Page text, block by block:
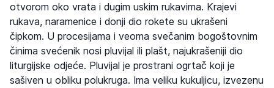
otvorom oko vrata i dugim uskim rukavima. Krajevi
rukava, naramenice i donji dio rokete su ukrašeni
čipkom. U procesijama i veoma svečanim bogoštovnim
činima svećenik nosi pluvijal ili plašt, najukrašeniji dio
liturgijske odjeće. Pluvijal je prostrani ogrtač koji je
sašiven u obliku polukruga. Ima veliku kukuljicu, izvezenu